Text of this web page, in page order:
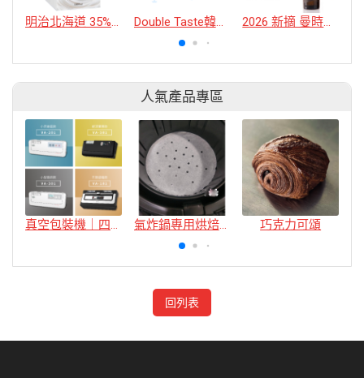
明治北海道 35%鮮奶油(金標) Double Taste韓國霜淇淋粉(香草/哈密瓜/草莓) 2026 新摘 曼時產製者簽名款系列 橄欖油后 尊爵黑
人氣產品專區
真空包裝機｜四款 氣炸鍋專用烘焙紙 巧克力可頌
回列表